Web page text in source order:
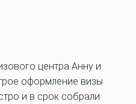
центра Анну и
оформление визы
и в срок собрали